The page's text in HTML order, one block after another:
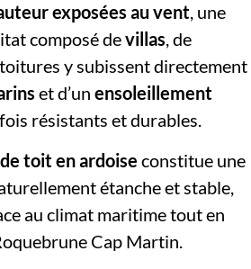
exposées au vent, une
composé devillas, de
toitures y subissent directement
et d’unensoleillement
résistants et durables.
toit en ardoise constitue une
étanche et stable,
au climat maritime tout en
Cap Martin.